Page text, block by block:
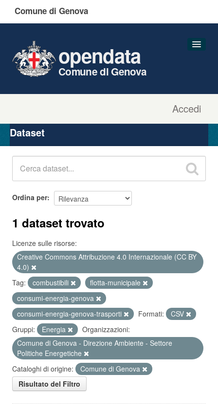
Comune di Genova
Accedi
opendata
Comune di Genova
Organizzazioni
Gruppi
Dataset
Ordina per
1 dataset trovato
Licenze sulle risorse:
Creative Commons Attribuzione 4.0 Internazionale (CC BY
4.0)
Tag:
combustibili
flotta-municipale
consumi-energia-genova
consumi-energia-genova-trasporti
Formati:
CSV
Gruppi:
Energia
Organizzazioni:
Comune di Genova - Direzione Ambiente - Settore
Politiche Energetiche
Cataloghi di origine:
Comune di Genova
Risultato del Filtro